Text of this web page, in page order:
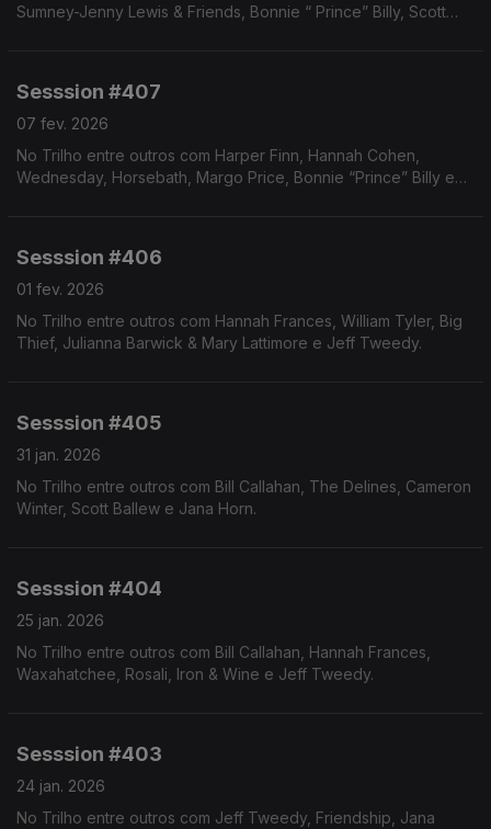
Sumney-Jenny Lewis & Friends, Bonnie “ Prince” Billy, Scott
Sesssion #407
07 fev. 2026
No Trilho entre outros com Harper Finn, Hannah Cohen,
Wednesday, Horsebath, Margo Price, Bonnie “Prince” Billy e
Sesssion #406
01 fev. 2026
No Trilho entre outros com Hannah Frances, William Tyler, Big
Thief, Julianna Barwick & Mary Lattimore e Jeff Tweedy.
Sesssion #405
31 jan. 2026
No Trilho entre outros com Bill Callahan, The Delines, Cameron
Winter, Scott Ballew e Jana Horn.
Sesssion #404
25 jan. 2026
No Trilho entre outros com Bill Callahan, Hannah Frances,
Waxahatchee, Rosali, Iron & Wine e Jeff Tweedy.
Sesssion #403
24 jan. 2026
No Trilho entre outros com Jeff Tweedy, Friendship, Jana